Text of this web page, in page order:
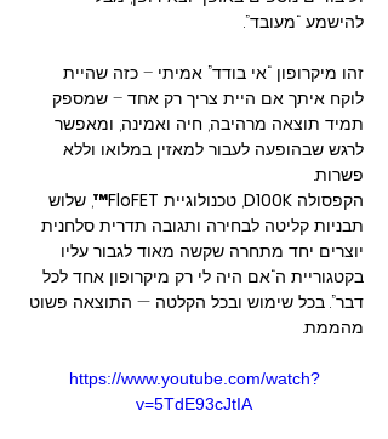
להישמע “מעובד”.
זהו מיקרופון “אי בודד” אמיתי – כזה שהיית
לוקח איתך אם היית צריך רק אחד – שמספק
תמיד תוצאה מרהיבה, חיה ואמינה, ומאפשר
לרגש שבהופעה לעבור למאזין במלואו וללא
פשרות.
הקפסולה D100K, טכנולוגיית FloFET™ , שלוש
תבניות קליטה לבחירה ותגובה תדרית סלחנית
יוצרים יחד מתחרה שקשה מאוד לגבור עליו
בקטגוריית ה“אם היה לי רק מיקרופון אחד לכל
דבר”. בכל שימוש ובכל הקלטה — התוצאה פשוט
מהממת.
https://www.youtube.com/watch?
v=5TdE93cJtIA